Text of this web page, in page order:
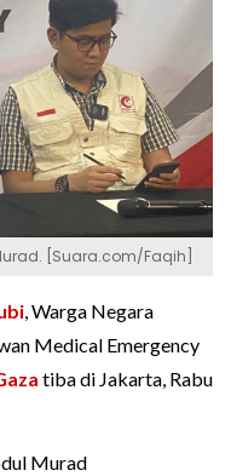
[Suara.com/Faqih]
, Warga Negara
Medical Emergency
tiba di Jakarta, Rabu
Murad